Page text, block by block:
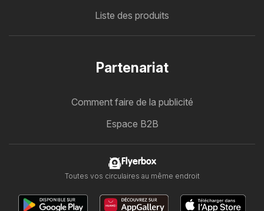
Liste des produits
Partenariat
Comment faire de la publicité
Espace B2B
Flyerbox
Toutes vos circulaires au même endroit